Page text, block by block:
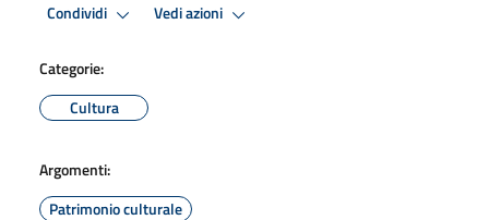
Condividi Vedi azioni
Categorie:
Cultura
Argomenti:
Patrimonio culturale